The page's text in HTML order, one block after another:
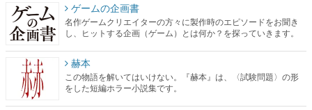
ゲームの企画書
名作ゲームクリエイターの方々に製作時のエピソードをお聞き
し、ヒットする企画（ゲーム）とは何か？を探っていきます。
赫本
この物語を解いてはいけない。『赫本』は、〈試験問題〉の形
をした短編ホラー小説集です。